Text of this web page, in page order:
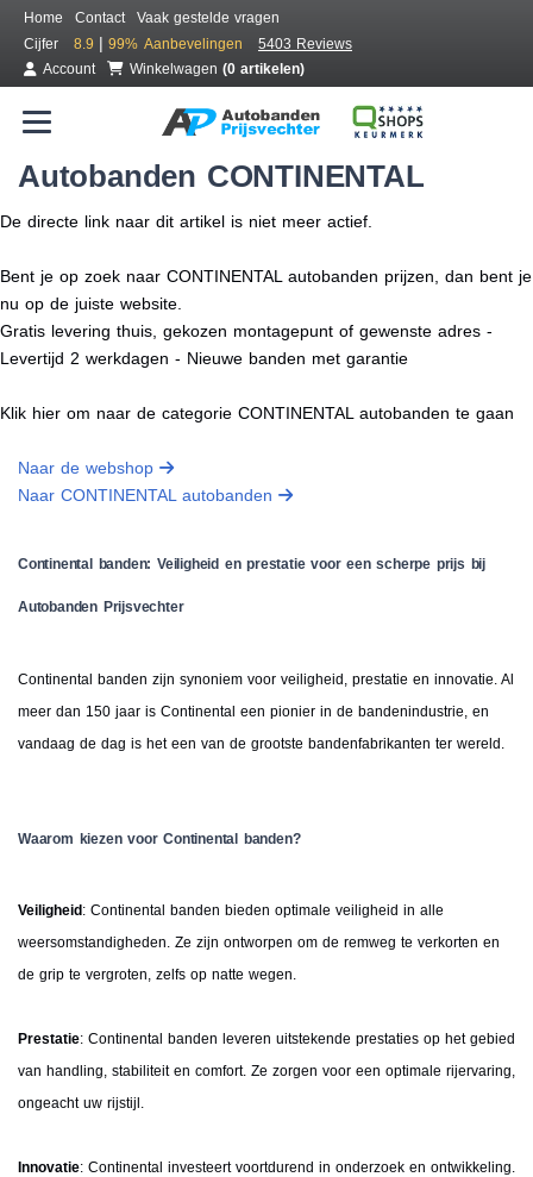
Home Contact
Vaak gestelde vragen
Cijfer
8.9 | 99% Aanbevelingen
5403 Reviews
Account
Winkelwagen (0 artikelen)
Autobanden CONTINENTAL
De directe link naar dit artikel is niet meer actief.
Bent je op zoek naar CONTINENTAL autobanden prijzen, dan bent je
nu op de juiste website.
Gratis levering thuis, gekozen montagepunt of gewenste adres -
Levertijd 2 werkdagen - Nieuwe banden met garantie
Klik hier om naar de categorie CONTINENTAL autobanden te gaan
Naar de webshop
Naar CONTINENTAL autobanden
Continental banden: Veiligheid en prestatie voor een scherpe prijs bij
Autobanden Prijsvechter
Continental banden zijn synoniem voor veiligheid, prestatie en innovatie. Al
meer dan 150 jaar is Continental een pionier in de bandenindustrie, en
vandaag de dag is het een van de grootste bandenfabrikanten ter wereld.
Waarom kiezen voor Continental banden?
Veiligheid : Continental banden bieden optimale veiligheid in alle
weersomstandigheden. Ze zijn ontworpen om de remweg te verkorten en
de grip te vergroten, zelfs op natte wegen.
Prestatie: Continental banden leveren uitstekende prestaties op het gebied
van handling, stabiliteit en comfort. Ze zorgen voor een optimale rijervaring,
ongeacht uw rijstijl.
Innovatie: Continental investeert voortdurend in onderzoek en ontwikkeling.